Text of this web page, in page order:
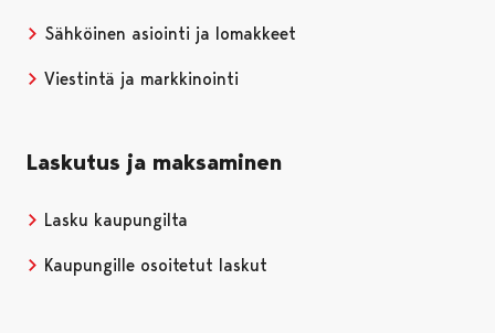
Sähköinen asiointi ja lomakkeet
Viestintä ja markkinointi
Laskutus ja maksaminen
Lasku kaupungilta
Kaupungille osoitetut laskut